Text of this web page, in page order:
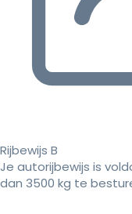
Rijbewijs B
Je autorijbewijs is
dan 3500 kg te